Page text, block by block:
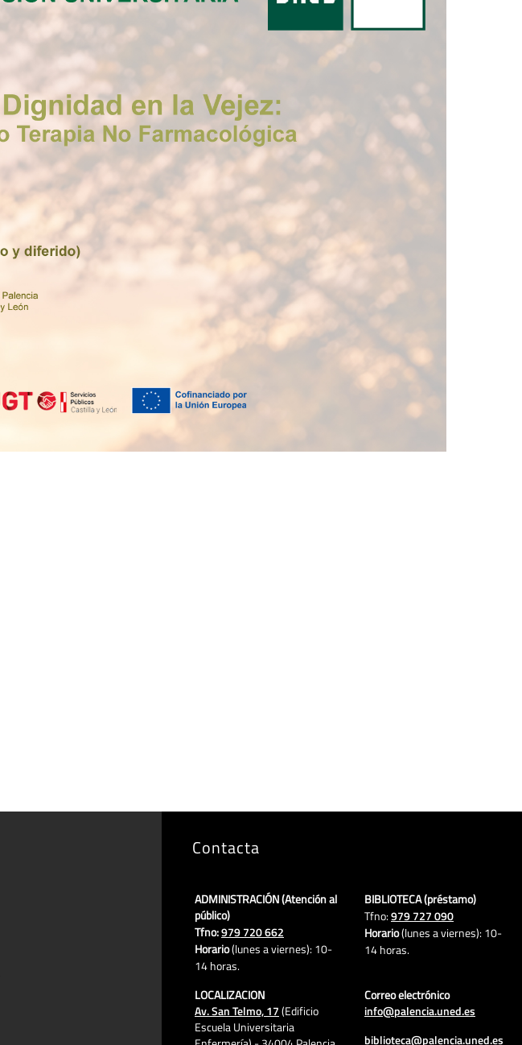
Contacta
ADMINISTRACIÓN (Atención al
público)
Tfno:979 720 662
Horario(lunes a viernes):10-
14 horas.
BIBLIOTECA (préstamo)
Tfno:979 727 090
Horario(lunes a viernes): 10-
14 horas.
LOCALIZACION
Av. San Telmo, 17(Edificio
Escuela Universitaria
Correo electrónico
info@palencia.uned.es
biblioteca@palencia.uned.es